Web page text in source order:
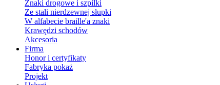
Znaki drogowe i szpilki
Ze stali nierdzewnej słupki
W alfabecie braille'a znaki
Krawędzi schodów
Akcesoria
Firma
Honor i certyfikaty
Fabryka pokaż
Projekt